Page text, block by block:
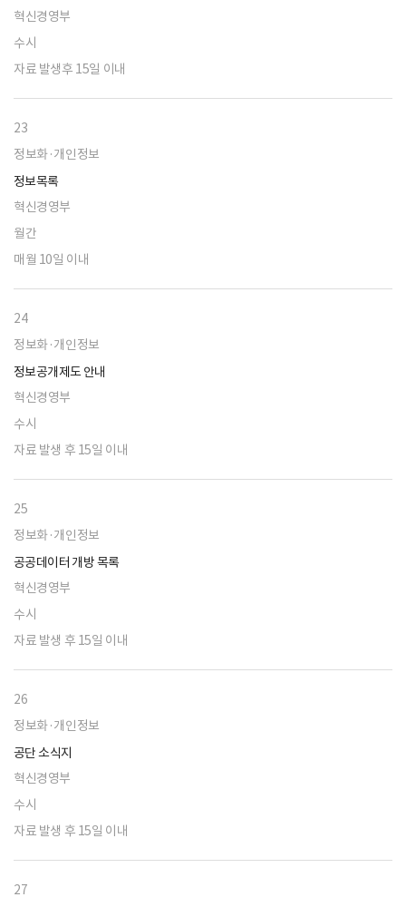
혁신경영부
수시
자료 발생후 15일 이내
23
정보화·개인정보
정보목록
혁신경영부
월간
매월 10일 이내
24
정보화·개인정보
정보공개제도 안내
혁신경영부
수시
자료 발생 후 15일 이내
25
정보화·개인정보
공공데이터 개방 목록
혁신경영부
수시
자료 발생 후 15일 이내
26
정보화·개인정보
공단 소식지
혁신경영부
수시
자료 발생 후 15일 이내
27